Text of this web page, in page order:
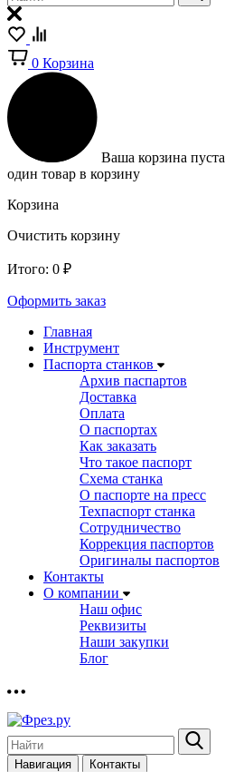
0 Корзина
Ваша корзина пуста
один товар в корзину
Корзина
Очистить корзину
Итого: 0 ₽
Оформить заказ
Главная
Инструмент
Паспорта станков
Архив паспартов
Доставка
Оплата
О паспортах
Как заказать
Что такое паспорт
Схема станка
О паспорте на пресс
Техпаспорт станка
Сотрудничество
Коррекция паспортов
Оригиналы паспортов
Контакты
О компании
Наш офис
Реквизиты
Наши закупки
Блог
Навигация Контакты